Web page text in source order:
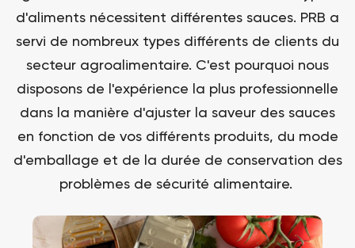
d'aliments nécessitent différentes sauces. PRB a
servi de nombreux types différents de clients du
secteur agroalimentaire. C'est pourquoi nous
disposons de l'expérience la plus professionnelle
dans la manière d'ajuster la saveur des sauces
en fonction de vos différents produits, du mode
d'emballage et de la durée de conservation des
problèmes de sécurité alimentaire.